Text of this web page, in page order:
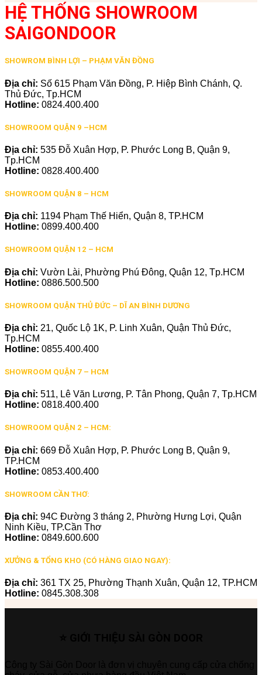
HỆ THỐNG SHOWROOM
SAIGONDOOR
SHOWROM BÌNH LỢI – PHẠM VĂN ĐỒNG
Địa chỉ: Số 615 Phạm Văn Đồng, P. Hiệp Bình Chánh, Q.
Thủ Đức, Tp.HCM
Hotline: 0824.400.400
SHOWROOM QUẬN 9 –HCM
Địa chỉ: 535 Đỗ Xuân Hợp, P. Phước Long B, Quận 9,
Tp.HCM
Hotline: 0828.400.400
SHOWROOM QUẬN 8 – HCM
Địa chỉ: 1194 Phạm Thế Hiển, Quận 8, TP.HCM
Hotline: 0899.400.400
SHOWROOM QUẬN 12 – HCM
Địa chỉ: Vườn Lài, Phường Phú Đông, Quận 12, Tp.HCM
Hotline: 0886.500.500
SHOWROOM QUẬN THỦ ĐỨC – DĨ AN BÌNH DƯƠNG
Địa chỉ: 21, Quốc Lộ 1K, P. Linh Xuân, Quận Thủ Đức,
Tp.HCM
Hotline: 0855.400.400
SHOWROOM QUẬN 7 – HCM
Địa chỉ: 511, Lê Văn Lương, P. Tân Phong, Quận 7, Tp.HCM
Hotline: 0818.400.400
SHOWROOM QUẬN 2 – HCM:
Địa chỉ: 669 Đỗ Xuân Hợp, P. Phước Long B, Quận 9,
TP.HCM
Hotline: 0853.400.400
SHOWROOM CẦN THƠ:
Địa chỉ: 94C Đường 3 tháng 2, Phường Hưng Lợi, Quận
Ninh Kiều, TP.Cần Thơ
Hotline: 0849.600.600
XƯỞNG & TỔNG KHO (CÓ HÀNG GIAO NGAY):
Địa chỉ: 361 TX 25, Phường Thạnh Xuân, Quận 12, TP.HCM
Hotline: 0845.308.308